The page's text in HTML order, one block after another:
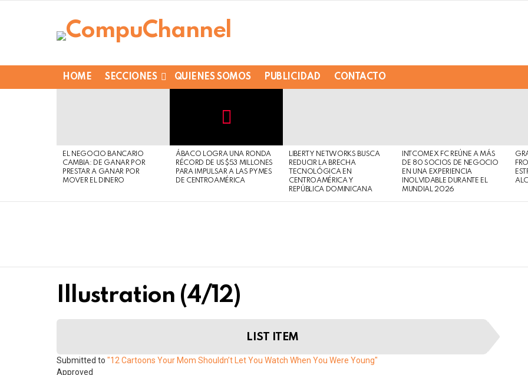
HOME SECCIONES QUIENES SOMOS PUBLICIDAD CONTACTO
EL NEGOCIO BANCARIO
CAMBIA: DE GANAR POR
PRESTAR A GANAR POR
MOVER EL DINERO
Safe
For
Work
view
this
post
ÁBACO LOGRA UNA RONDA
RÉCORD DE US$53 MILLONES
PARA IMPULSAR A LAS PYMES
DE CENTROAMÉRICA
LIBERTY NETWORKS BUSCA
REDUCIR LA BRECHA
TECNOLÓGICA EN
CENTROAMÉRICA Y
REPÚBLICA DOMINICANA
INTCOMEX FC REÚNE A MÁS
DE 80 SOCIOS DE NEGOCIO
EN UNA EXPERIENCIA
INOLVIDABLE DURANTE EL
MUNDIAL 2026
Illustration (4/12)
LIST ITEM
Submitted to "12 Cartoons Your Mom Shouldn’t Let You Watch When You Were Young"
Approved